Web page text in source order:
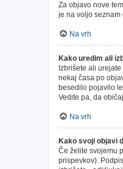
Za objavo nove
je na voljo seznam
Na vrh
Kako uredim ali
Izbrišete ali
nekaj časa po
besedilo pojavilo
Vedite pa, da
Na vrh
Kako svoji objavi
Če želite svojemu
prispevkov).